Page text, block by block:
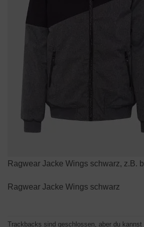
Ragwear Jacke Wings schwarz, z.B.
Ragwear Jacke Wings schwarz
Trackbacks sind geschlossen, aber du kannst